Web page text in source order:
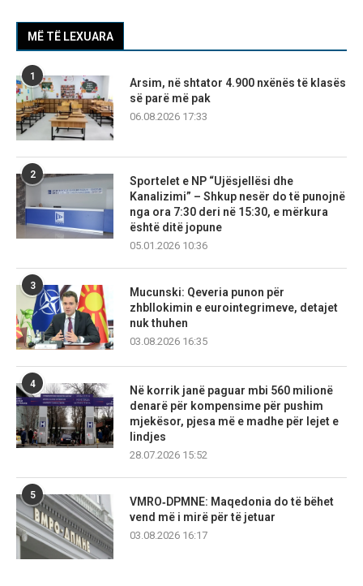
MË TË LEXUARA
1
Arsim, në shtator 4.900 nxënës të klasës
së parë më pak
06.08.2026 17:33
2
Sportelet e NP “Ujësjellësi dhe
Kanalizimi” – Shkup nesër do të punojnë
nga ora 7:30 deri në 15:30, e mërkura
është ditë jopune
05.01.2026 10:36
3
Mucunski: Qeveria punon për
zhbllokimin e eurointegrimeve, detajet
nuk thuhen
03.08.2026 16:35
4
Në korrik janë paguar mbi 560 milionë
denarë për kompensime për pushim
mjekësor, pjesa më e madhe për lejet e
lindjes
28.07.2026 15:52
5
VMRO‑DPMNE: Maqedonia do të bëhet
vend më i mirë për të jetuar
03.08.2026 16:17